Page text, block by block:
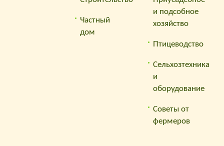
Частный
дом
и подсобное
хозяйство
Птицеводство
Сельхозтехника
и
оборудование
Советы от
фермеров